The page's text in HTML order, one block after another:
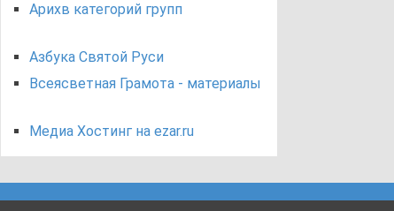
Арихв категорий групп
Азбука Святой Руси
Всеясветная Грамота - материалы
Медиа Хостинг на ezar.ru